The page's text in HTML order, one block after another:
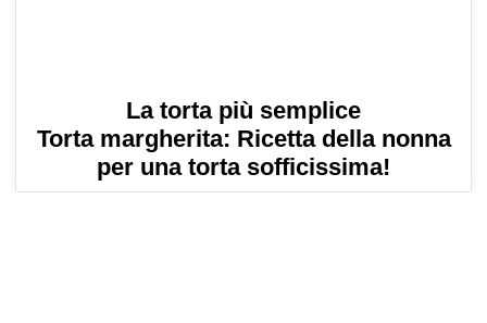
La torta più semplice
Torta margherita: Ricetta della nonna
per una torta sofficissima!